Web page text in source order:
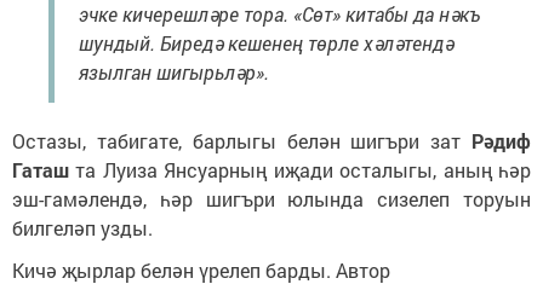
эчке кичерешләре тора. «Сөт» китабы да нәкъ
шундый. Биредә кешенең төрле хәләтендә
язылган шигырьләр».
Остазы, табигате, барлыгы белән шигъри зат Рәдиф
Гаташ та Луиза Янсуарның иҗади осталыгы, аның һәр
эш-гамәлендә, һәр шигъри юлында сизелеп торуын
билгеләп узды.
Кичә җырлар белән үрелеп барды. Автор